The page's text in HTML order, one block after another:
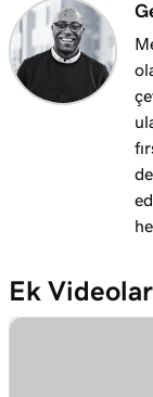
Ek Videolar